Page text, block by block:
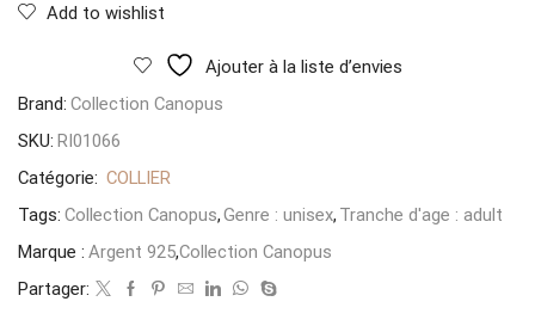
Add to wishlist
Ajouter à la liste d’envies
Brand: Collection Canopus
SKU: RI01066
Catégorie: COLLIER
Tags: Collection Canopus,Genre : unisex, Tranche d'age : adult
Marque : Argent 925,Collection Canopus
Partager: